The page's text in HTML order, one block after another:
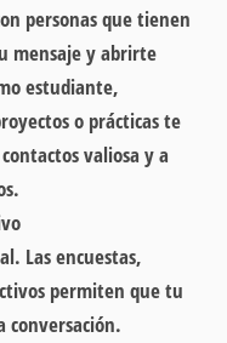
personas que tienen
mensaje y abrirte
estudiante,
o prácticas te
valiosa y a
Las encuestas,
permiten que tu
conversación.